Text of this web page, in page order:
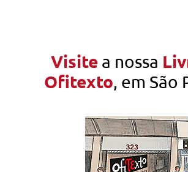
Visite a nossa
Ofitexto, em São